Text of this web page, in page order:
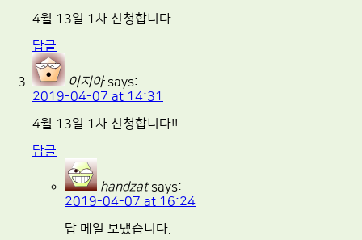
4월 13일 1차 신청합니다
답글
이지아 says:
2019-04-07 at 14:31
4월 13일 1차 신청합니다!!
답글
handzat says:
2019-04-07 at 16:24
답 메일 보냈습니다.